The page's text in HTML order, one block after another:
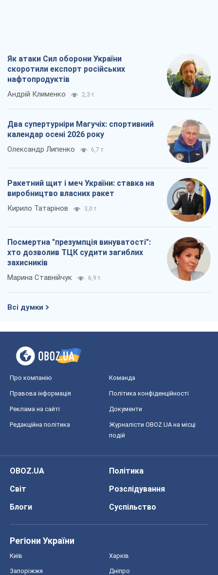
Як атаки Сил оборони України
скоротили експорт російських
нафтопродуктів
Андрій Клименко 2,3 т.
Два супертурніри Магучіх: спортивний
календар осені 2026 року
Олександр Липенко 6,7 т.
Ракетний щит і меч України: ставка на
виробництво власних ракет
Кирило Татарінов 3,0 т.
Посмертна "презумпція винуватості":
хто дозволив ТЦК судити загиблих
захисників
Марина Ставнійчук 6,9 т.
Всі думки
Про компанію Команда
Правова інформація Політика конфіденційності
Реклама на сайті Документи
Редакційна політика
Журналісти OBOZ.UA на місці
подій
OBOZ.UA
Політика
Світ
Розслідування
Блоги
Суспільство
Регіони України
Київ Харків
Запоріжжя Дніпро